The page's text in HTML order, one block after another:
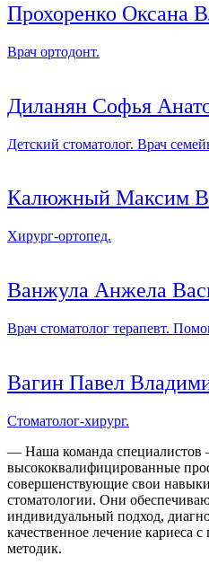
Прохоренко Оксана
Врач ортодонт.
Диланян Софья
Детский стоматолог. Врач
Калюжный Максим
Хирург-ортопед.
Ванжула Анжела
Врач стоматолог терапевт.
Вагин Павел
Стоматолог-хирург.
— Наша команда
высококвалифицированные
совершенствующие свои
стоматологии. Они
индивидуальный подход,
качественное лечение кариеса
методик.